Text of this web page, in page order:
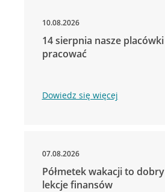
10.08.2026
14 sierpnia nasze
pracować
Dowiedz się więcej
07.08.2026
Półmetek wakacji to
lekcje finansów